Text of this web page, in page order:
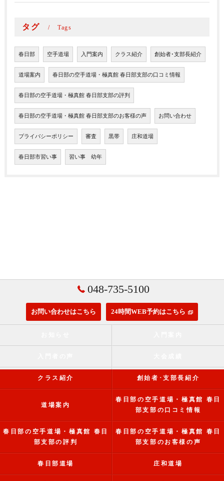
タグ Tags
春日部 空手道場 入門案内 クラス紹介 創始者･支部長紹介
道場案内 春日部の空手道場・極真館 春日部支部の口コミ情報
春日部の空手道場・極真館 春日部支部の評判
春日部の空手道場・極真館 春日部支部のお客様の声 お問い合わせ
プライバシーポリシー 審査 黒帯 庄和道場
春日部市習い事 習い事 幼年
048-735-5100
お問い合わせはこちら 24時間WEB予約はこちら
クラス紹介 創始者･支部長紹介
道場案内
春日部の空手道場・極真館 春日
部支部の口コミ情報
春日部の空手道場・極真館 春日
部支部の評判
春日部の空手道場・極真館 春日
部支部のお客様の声
春日部道場 庄和道場